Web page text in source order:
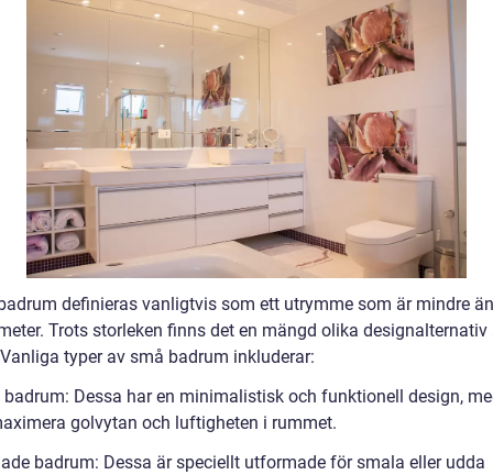
definieras vanligtvis som ett utrymme som är mindre
Trots storleken finns det en mängd olika
typer av små badrum inkluderar:
badrum: Dessa har en minimalistisk och funktionell design,
golvytan och luftigheten i rummet.
badrum: Dessa är speciellt utformade för smala eller udda